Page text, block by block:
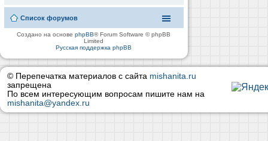
Список форумов
Создано на основеphpBB® Forum Software © phpBB
Limited
Русская поддержка phpBB
© Перепечатка материалов с сайта mishanita.ru
запрещена
По всем интересующим вопросам пишите нам на
mishanita@yandex.ru